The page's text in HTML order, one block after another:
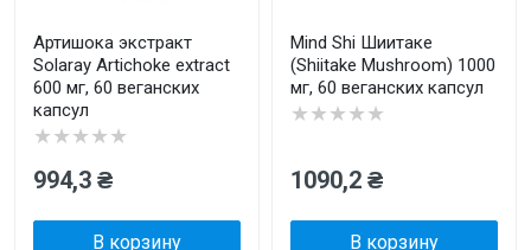
Артишока экстракт
Solaray Artichoke extract
600 мг, 60 веганских
капсул
★★★★★
994,3 ₴
В корзину
Mind Shi Шиитаке
(Shiitake Mushroom) 1000
мг, 60 веганских капсул
★★★★★
1090,2 ₴
В корзину